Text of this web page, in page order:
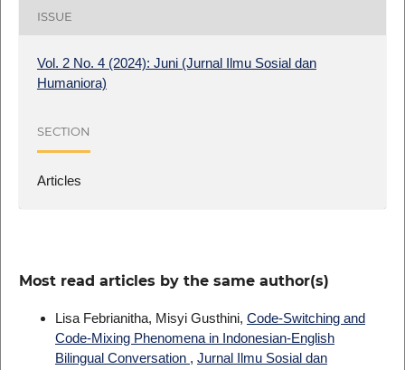
ISSUE
Vol. 2 No. 4 (2024): Juni (Jurnal Ilmu Sosial dan
Humaniora)
SECTION
Articles
Most read articles by the same author(s)
Lisa Febrianitha, Misyi Gusthini, Code-Switching and
Code-Mixing Phenomena in Indonesian-English
Bilingual Conversation , Jurnal Ilmu Sosial dan